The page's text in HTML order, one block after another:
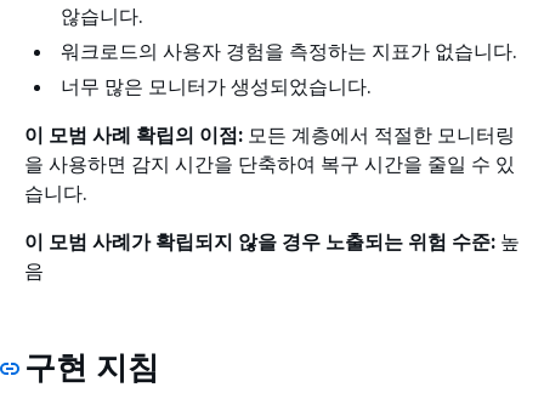
않습니다.
워크로드의 사용자 경험을 측정하는 지표가 없습니다.
너무 많은 모니터가 생성되었습니다.
이 모범 사례 확립의 이점: 모든 계층에서 적절한 모니터링
을 사용하면 감지 시간을 단축하여 복구 시간을 줄일 수 있
습니다.
이 모범 사례가 확립되지 않을 경우 노출되는 위험 수준: 높
음
구현 지침